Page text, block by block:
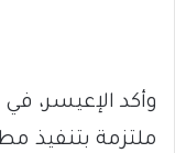
وأكد الإعيسر،
ملتزمة بتنفيذ